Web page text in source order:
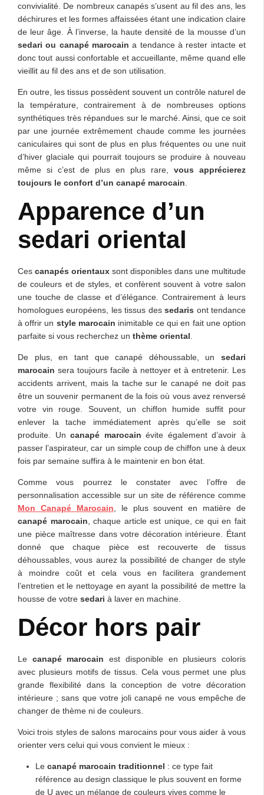
convivialité. De nombreux canapés s’usent au fil des ans, les
déchirures et les formes affaissées étant une indication claire
de leur âge. À l’inverse, la haute densité de la mousse d’un
sedari ou canapé marocain a tendance à rester intacte et
donc tout aussi confortable et accueillante, même quand elle
vieillit au fil des ans et de son utilisation.
En outre, les tissus possèdent souvent un contrôle naturel de
la température, contrairement à de nombreuses options
synthétiques très répandues sur le marché. Ainsi, que ce soit
par une journée extrêmement chaude comme les journées
caniculaires qui sont de plus en plus fréquentes ou une nuit
d’hiver glaciale qui pourrait toujours se produire à nouveau
même si c’est de plus en plus rare, vous apprécierez
toujours le confort d’un canapé marocain
Apparence d’un
sedari oriental
Ces canapés orientaux sont disponibles dans une multitude
de couleurs et de styles, et confèrent souvent à votre salon
une touche de classe et d’élégance. Contrairement à leurs
homologues européens, les tissus dessedaris ont tendance
à offrir un style marocain inimitable ce qui en fait une option
parfaite si vous recherchez un thème oriental
De plus, en tant que canapé déhoussable, un sedari
marocain sera toujours facile à nettoyer et à entretenir. Les
accidents arrivent, mais la tache sur le canapé ne doit pas
être un souvenir permanent de la fois où vous avez renversé
votre vin rouge. Souvent, un chiffon humide suffit pour
enlever la tache immédiatement après qu’elle se soit
produite. Uncanapé marocain évite également d’avoir à
passer l’aspirateur, car un simple coup de chiffon une à deux
fois par semaine suffira à le maintenir en bon état.
Comme vous pourrez le constater avec l’offre de
personnalisation accessible sur un site de référence comme
Mon Canapé Marocain , le plus souvent en matière de
canapé marocain , chaque article est unique, ce qui en fait
une pièce maîtresse dans votre décoration intérieure. Étant
donné que chaque pièce est recouverte de tissus
déhoussables, vous aurez la possibilité de changer de style
à moindre coût et cela vous en facilitera grandement
l’entretien et le nettoyage en ayant la possibilité de mettre la
housse de votre sedari à laver en machine.
Décor hors pair
Le canapé marocain est disponible en plusieurs coloris
avec plusieurs motifs de tissus. Cela vous permet une plus
grande flexibilité dans la conception de votre décoration
intérieure ; sans que votre joli canapé ne vous empêche de
changer de thème ni de couleurs.
Voici trois styles de salons marocains pour vous aider à vous
orienter vers celui qui vous convient le mieux :
Le canapé marocain traditionnel : ce type fait
référence au design classique le plus souvent en forme
de U avec un mélange de couleurs vives comme le